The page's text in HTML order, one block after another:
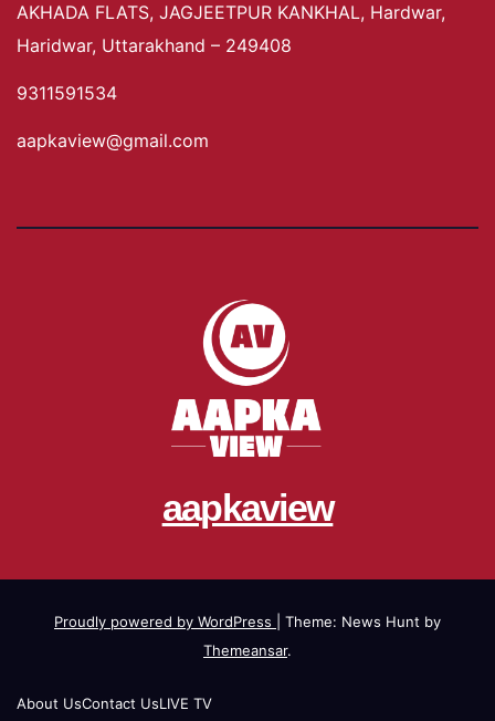
AKHADA FLATS, JAGJEETPUR KANKHAL, Hardwar,
Haridwar, Uttarakhand – 249408
9311591534
aapkaview@gmail.com
aapkaview
Proudly powered by WordPress
Theme: News Hunt by
Themeansar.
About UsContact UsLIVE TV